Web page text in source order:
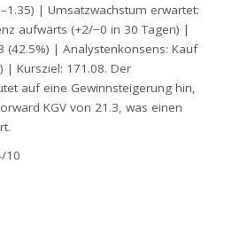
| Umsatzwachstum erwartet:
aufwärts (+2/−0 in 30 Tagen) |
(42.5%) | Analystenkonsens: Kauf
| Kursziel: 171.08. Der
auf eine Gewinnsteigerung hin,
KGV von 21.3, was einen
10